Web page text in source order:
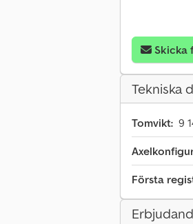
Skicka
Tekniska
Tomvikt: 9
Första